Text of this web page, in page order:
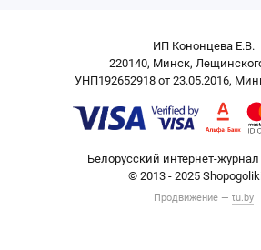
ИП Кононцева Е.В.
220140, Минск,
УНП192652918 от 23.05.2016,
Белорусский интернет-
© 2013 - 2025
Продвижение — tu.by